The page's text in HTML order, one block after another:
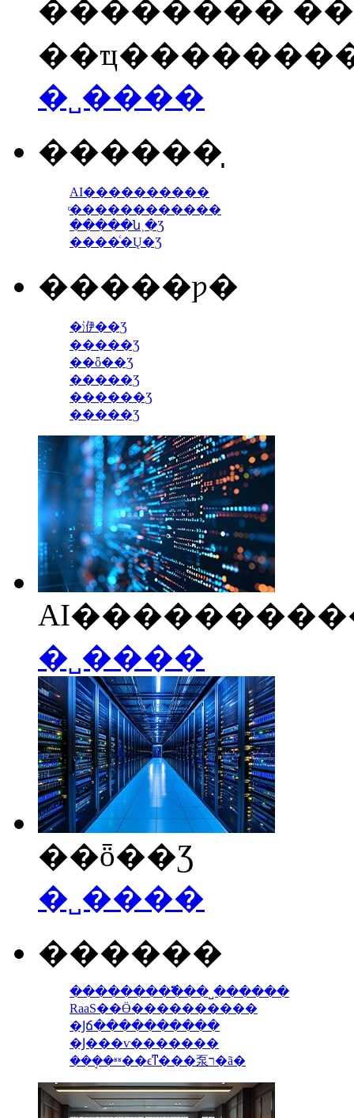
��������
�˽����
������̩
AI����������
ͨ������������
�����ն˲�Ʒ
����ͨ�Ų�Ʒ
�����ƿ�
�洢��Ʒ
�����Ʒ
��ȫ��Ʒ
�����Ʒ
������Ʒ
�����Ʒ
�˽����
��ȫ��Ʒ
�˽����
������
���������߱߰��˽������
RaaS��Ӫ����������
�Ϳճ����������
�Ϳ���ѵ�������
���ܱ�ʶʶ��ϵͳ���泵ר�ã�